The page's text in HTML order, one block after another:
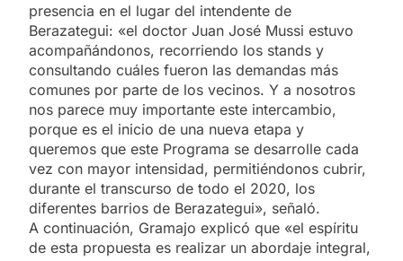
presencia en el lugar del intendente de
Berazategui: «el doctor Juan José Mussi estuvo
acompañándonos, recorriendo los stands y
consultando cuáles fueron las demandas más
comunes por parte de los vecinos. Y a nosotros
nos parece muy importante este intercambio,
porque es el inicio de una nueva etapa y
queremos que este Programa se desarrolle cada
vez con mayor intensidad, permitiéndonos cubrir,
durante el transcurso de todo el 2020, los
diferentes barrios de Berazategui», señaló.
A continuación, Gramajo explicó que «el espíritu
de esta propuesta es realizar un abordaje integral,